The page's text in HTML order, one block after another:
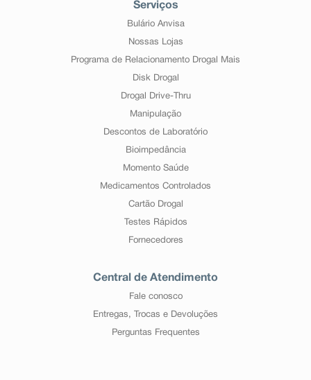
Serviços
Bulário Anvisa
Nossas Lojas
Programa de Relacionamento Drogal Mais
Disk Drogal
Drogal Drive-Thru
Manipulação
Descontos de Laboratório
Bioimpedância
Momento Saúde
Medicamentos Controlados
Cartão Drogal
Testes Rápidos
Fornecedores
Central de Atendimento
Fale conosco
Entregas, Trocas e Devoluções
Perguntas Frequentes